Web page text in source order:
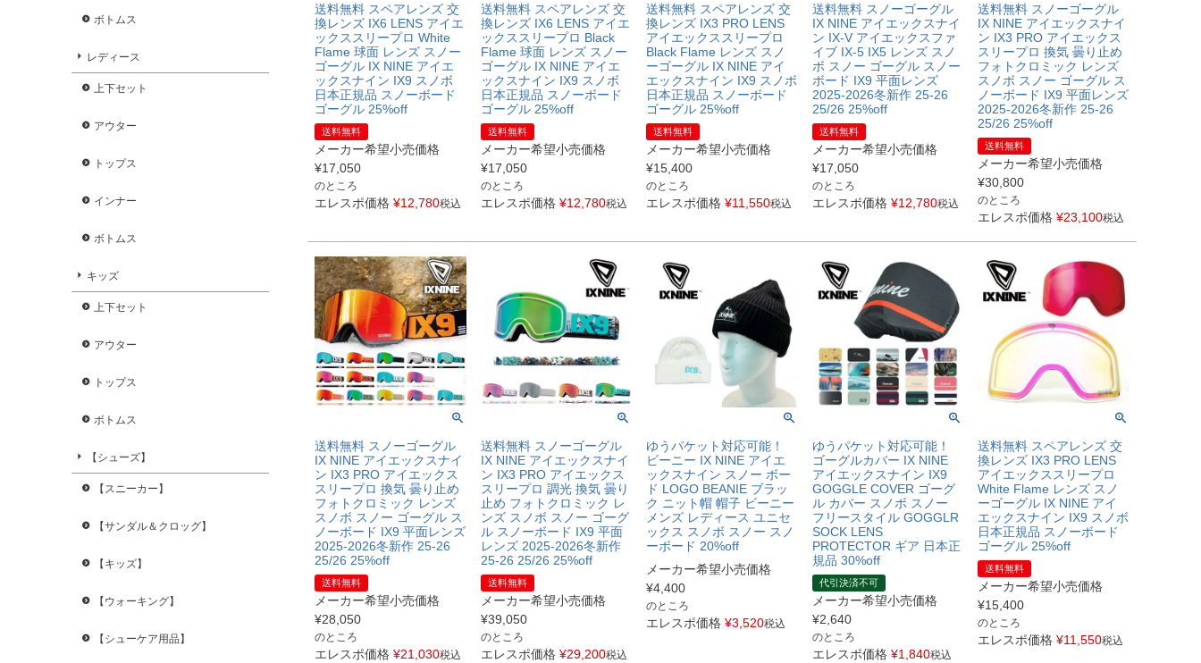
ボトムス
レディース
上下セット
アウター
トップス
インナー
ボトムス
キッズ
上下セット
アウター
トップス
ボトムス
【シューズ】
【スニーカー】
【サンダル＆クロッグ】
【キッズ】
【ウォーキング】
【シューケア用品】
送料無料 スペアレンズ 交
換レンズ IX6 LENS アイエ
ックススリープロ White
Flame 球面 レンズ スノー
ゴーグル IX NINE アイエ
ックスナイン IX9 スノボ
日本正規品 スノーボード
ゴーグル 25%off
送料無料
メーカー希望小売価格
¥17,050
のところ
エレスポ価格 ¥12,780税込
送料無料 スペアレンズ 交
換レンズ IX6 LENS アイエ
ックススリープロ Black
Flame 球面 レンズ スノー
ゴーグル IX NINE アイエ
ックスナイン IX9 スノボ
日本正規品 スノーボード
ゴーグル 25%off
送料無料
メーカー希望小売価格
¥17,050
のところ
エレスポ価格 ¥12,780税込
送料無料 スペアレンズ 交
換レンズ IX3 PRO LENS
アイエックススリープロ
Black Flame レンズ スノ
ーゴーグル IX NINE アイ
エックスナイン IX9 スノボ
日本正規品 スノーボード
ゴーグル 25%off
送料無料
メーカー希望小売価格
¥15,400
のところ
エレスポ価格 ¥11,550税込
送料無料 スノーゴーグル
IX NINE アイエックスナイ
ン IX-V アイエックスファ
イブ IX-5 IX5 レンズ スノ
ボ スノー ゴーグル スノー
ボード IX9 平面レンズ
2025-2026冬新作 25-26
25/26 25%off
送料無料
メーカー希望小売価格
¥17,050
のところ
エレスポ価格 ¥12,780税込
送料無料 スノーゴーグル
IX NINE アイエックスナイ
ン IX3 PRO アイエックス
スリープロ 換気 曇り止め
フォトクロミック レンズ
スノボ スノー ゴーグル ス
ノーボード IX9 平面レンズ
2025-2026冬新作 25-26
25/26 25%off
送料無料
メーカー希望小売価格
¥30,800
のところ
エレスポ価格 ¥23,100税込
送料無料 スノーゴーグル
IX NINE アイエックスナイ
ン IX3 PRO アイエックス
スリープロ 換気 曇り止め
フォトクロミック レンズ
スノボ スノー ゴーグル ス
ノーボード IX9 平面レンズ
2025-2026冬新作 25-26
25/26 25%off
送料無料
メーカー希望小売価格
¥28,050
のところ
エレスポ価格 ¥21,030税込
送料無料 スノーゴーグル
IX NINE アイエックスナイ
ン IX3 PRO アイエックス
スリープロ 調光 換気 曇り
止め フォトクロミック レ
ンズ スノボ スノー ゴーグ
ル スノーボード IX9 平面
レンズ 2025-2026冬新作
25-26 25/26 25%off
送料無料
メーカー希望小売価格
¥39,050
のところ
エレスポ価格 ¥29,200税込
ゆうパケット対応可能！
ビーニー IX NINE アイエ
ックスナイン スノー ボー
ド LOGO BEANIE ブラッ
ク ニット帽 帽子 ビーニー
メンズ レディース ユニセ
ックス スノボ スノー スノ
ーボード 20%off
メーカー希望小売価格
¥4,400
のところ
エレスポ価格 ¥3,520税込
ゆうパケット対応可能！
ゴーグルカバー IX NINE
アイエックスナイン IX9
GOGGLE COVER ゴーグ
ル カバー スノボ スノー
フリースタイル GOGGLR
SOCK LENS
PROTECTOR ギア 日本正
規品 30%off
代引決済不可
メーカー希望小売価格
¥2,640
のところ
エレスポ価格 ¥1,840税込
送料無料 スペアレンズ 交
換レンズ IX3 PRO LENS
アイエックススリープロ
White Flame レンズ スノ
ーゴーグル IX NINE アイ
エックスナイン IX9 スノボ
日本正規品 スノーボード
ゴーグル 25%off
送料無料
メーカー希望小売価格
¥15,400
のところ
エレスポ価格 ¥11,550税込